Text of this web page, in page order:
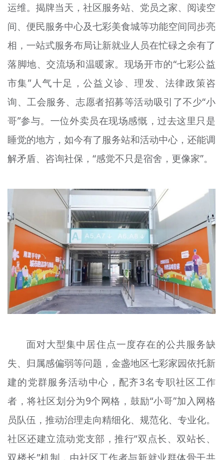
运维。揭牌当天，社区服务站、党员之家、阅读空
间、便民服务中心及七彩美食城等功能空间同步亮
相，一站式服务布局让新就业人员在忙碌之余有了
落脚地、交流场和温暖家。现场开市的“七彩公益
市集”人气十足，公益义诊、理发、法律政策咨
询、工会服务、志愿者招募等活动吸引了不少“小
哥”参与。一位外卖员在现场感慨，过去这里只是
睡觉的地方，如今有了服务站和活动中心，还能调
解矛盾、咨询社保，“感觉不只是宿舍，更像家”。
面对大型集中居住点一度存在的公共服务缺
失、归属感偏弱等问题，金盏地区七彩家园依托新
建的党群服务活动中心，配齐3名专职社区工作
者，将社区划分为9个网格，鼓励“小哥”加入网格
员队伍，推动治理走向精细化、规范化、专业化。
社区还建立流动党支部，推行“双点长、双站长、
双楼长”机制，由社区工作者与新就业群体骨干共